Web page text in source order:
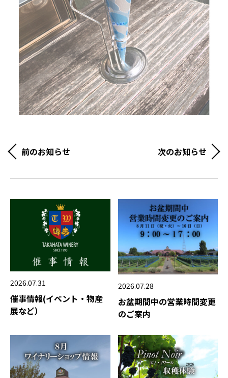
前のお知らせ 次のお知らせ
2026.07.31
催事情報(イベント・物産
展など）
2026.07.28
お盆期間中の営業時間変更
のご案内